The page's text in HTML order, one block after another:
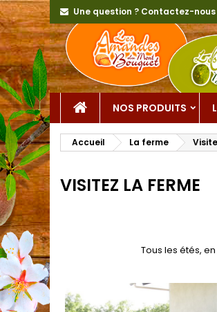
Une question ? Contactez-nous
NOS PRODUITS
Accueil La ferme
VISITEZ LA FERME
Tous les étés,